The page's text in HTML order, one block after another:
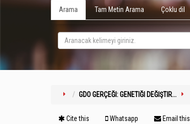
Arama Tam Metin Arama Çoklu dil
GDO GERÇEĞI: GENETIĞI DEĞIŞTIR...
Cite this Whatsapp Email this